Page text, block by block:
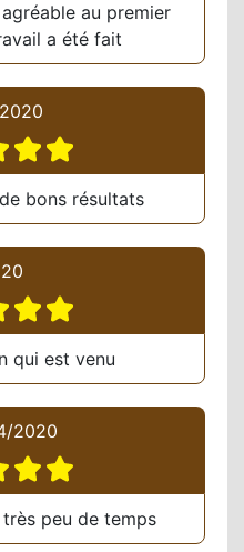
au premier
a été fait
bons résultats
qui est venu
2020
peu de temps